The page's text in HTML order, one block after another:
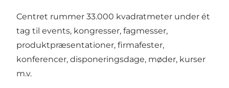
Centret rummer 33.000 kvadratmeter under ét
tag til events, kongresser, fagmesser,
produktpræsentationer, firmafester,
konferencer, disponeringsdage, møder, kurser
m.v.